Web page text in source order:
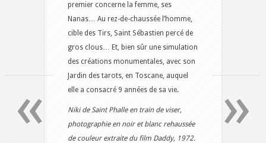
premier concerne la femme, ses
Nanas… Au rez-de-chaussée l’homme,
cible des Tirs, Saint Sébastien percé de
gros clous… Et, bien sûr une simulation
des créations monumentales, avec son
Jardin des tarots, en Toscane, auquel
elle a consacré 9 années de sa vie.
Niki de Saint Phalle en train de viser,
photographie en noir et blanc rehaussée
de couleur extraite du film Daddy, 1972.
»
«